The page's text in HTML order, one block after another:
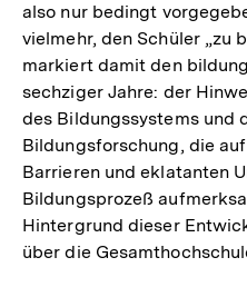
also nur bedingt
vielmehr, den Schüler „zu
markiert damit den
sechziger Jahre: der
des Bildungssystems und
Bildungsforschung, die
Barrieren und eklatanten
Bildungsprozeß
Hintergrund dieser
über die